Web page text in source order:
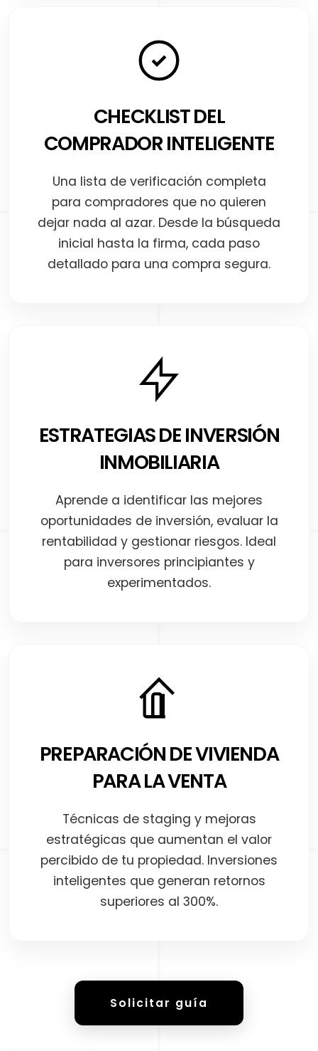
CHECKLIST DEL
COMPRADOR INTELIGENTE
Una lista de verificación completa
para compradores que no quieren
dejar nada al azar. Desde la búsqueda
inicial hasta la firma, cada paso
detallado para una compra segura.
ESTRATEGIAS DE INVERSIÓN
INMOBILIARIA
Aprende a identificar las mejores
oportunidades de inversión, evaluar la
rentabilidad y gestionar riesgos. Ideal
para inversores principiantes y
experimentados.
PREPARACIÓN DE VIVIENDA
PARA LA VENTA
Técnicas de staging y mejoras
estratégicas que aumentan el valor
percibido de tu propiedad. Inversiones
inteligentes que generan retornos
superiores al 300%.
Solicitar guía